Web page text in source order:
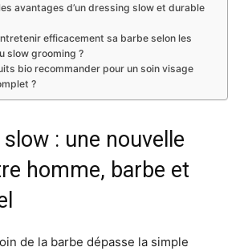
avantages d’un dressing slow et durable
efficacement sa barbe selon les
slow grooming ?
bio recommander pour un soin visage
?
: une nouvelle
homme, barbe et
de la barbe dépasse la simple